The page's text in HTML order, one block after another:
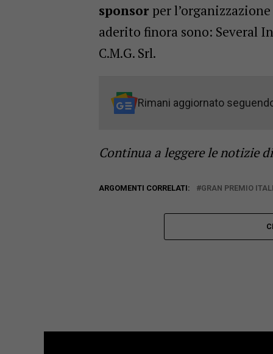
sponsor per
aderito finora sono: Several
C.M.G. Srl.
Rimani aggiornato
Continua a leggere le notizie
ARGOMENTI CORRELATI: GRAN PREMIO